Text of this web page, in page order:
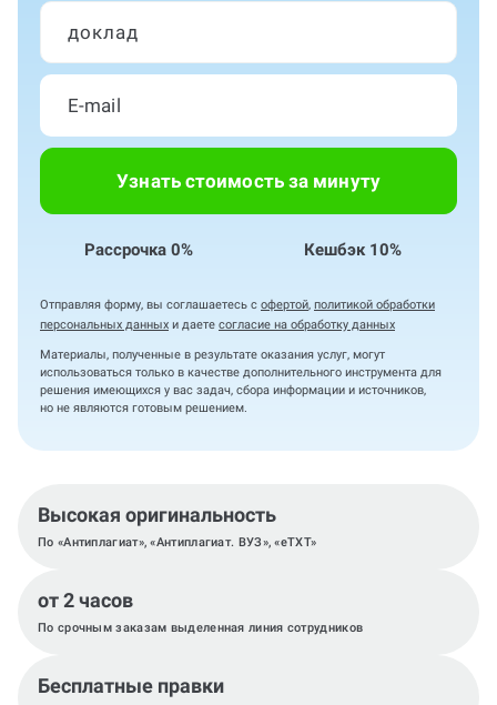
доклад
Узнать стоимость за минуту
Рассрочка 0% Кешбэк 10%
Отправляя форму, вы соглашаетесь с офертой, политикой обработки
персональных данных и даете согласие на обработку данных
Материалы, полученные в результате оказания услуг, могут
использоваться только в качестве дополнительного инструмента для
решения имеющихся у вас задач, сбора информации и источников,
но не являются готовым решением.
Высокая оригинальность
По «Антиплагиат», «Антиплагиат. ВУЗ», «eTXT»
от 2 часов
По срочным заказам выделенная линия сотрудников
Бесплатные правки